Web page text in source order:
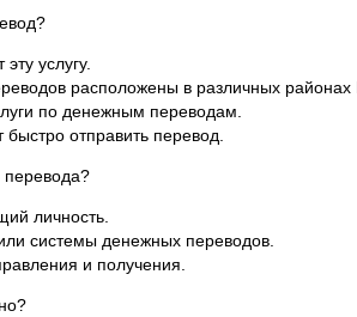
услугу.
расположены в различных
по денежным переводам.
отправить перевод.
перевода?
личность.
системы денежных переводов.
и получения.